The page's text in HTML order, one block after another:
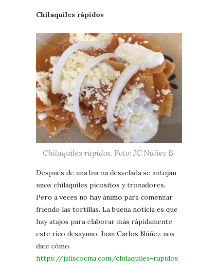
Chilaquiles rápidos
Chilaquiles rápidos. Foto: JC Núñez B.
Después de una buena desvelada se antojan
unos chilaquiles picositos y tronadores.
Pero a veces no hay ánimo para comenzar
friendo las tortillas. La buena noticia es que
hay atajos para elaborar más rápidamente
este rico desayuno. Juan Carlos Núñez nos
dice cómo.
https://jaliscocina.com/chilaquiles-rapidos